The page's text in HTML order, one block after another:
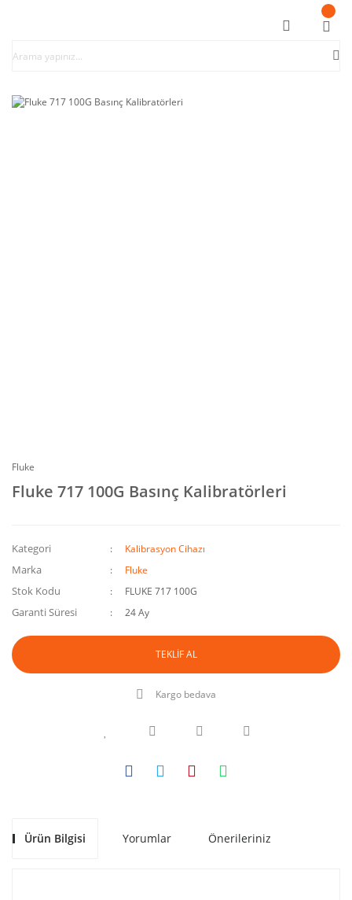
Fluke
Fluke 717 100G Basınç Kalibratörleri
Kategori Kalibrasyon Cihazı
Marka Fluke
Stok Kodu FLUKE 717 100G
Garanti Süresi 24 Ay
TEKLİF AL
Kargo bedava
Ürün Bilgisi Yorumlar Önerileriniz